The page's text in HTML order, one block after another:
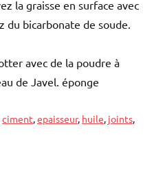
la graisse en surface avec
du bicarbonate de soude.
avec de la poudre à
de Javel. éponge
ciment,epaisseur, huile, joints,